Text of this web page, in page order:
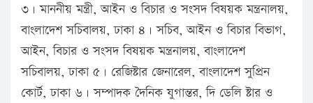
৩। মাননীয় মন্ত্রী, আইন ও বিচার ও সংসদ বিষয়ক মন্ত্রনালয়,
বাংলাদেশ সচিবালয়, ঢাকা ৪। সচিব, আইন ও বিচার বিভাগ,
আইন, বিচার ও সংসদ বিষয়ক মন্ত্রনালয়, বাংলাদেশ
সচিবালয়, ঢাকা ৫। রেজিষ্টার জেনারেল, বাংলাদেশ সুপ্রিন
কোর্ট, ঢাকা ৬। সম্পাদক দৈনিক যুগান্তর, দি ডেলি ষ্টার ও